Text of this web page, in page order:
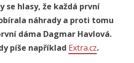
se hlasy, že každá první
náhrady a proti tomu
dáma Dagmar Havlová.
píše například Extra.cz.